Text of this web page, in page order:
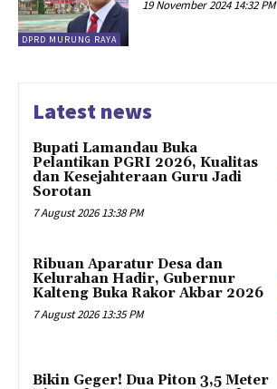
DPRD MURUNG RAYA
19 November 2024 14:32 PM
Latest news
Bupati Lamandau Buka
Pelantikan PGRI 2026, Kualitas
dan Kesejahteraan Guru Jadi
Sorotan
7 August 2026 13:38 PM
Ribuan Aparatur Desa dan
Kelurahan Hadir, Gubernur
Kalteng Buka Rakor Akbar 2026
7 August 2026 13:35 PM
Bikin Geger! Dua Piton 3,5 Meter